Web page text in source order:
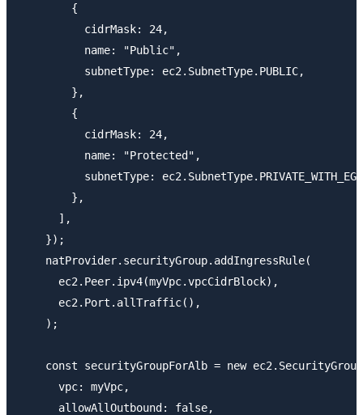
        {
          cidrMask: 24,
          name: "Public",
          subnetType: ec2.SubnetType.PUBLIC,
        },
        {
          cidrMask: 24,
          name: "Protected",
subnetType:
        },
      ],
    });
    natProvider.securityGroup.addIngressRule(
      ec2.Peer.ipv4(myVpc.vpcCidrBlock),
      ec2.Port.allTraffic(),
    );
const securityGroupForAlb = new
      vpc: myVpc,
      allowAllOutbound: false,